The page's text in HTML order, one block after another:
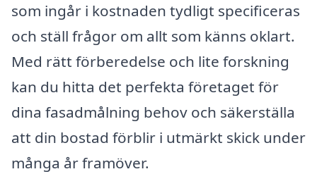
som ingår i kostnaden tydligt specificeras
och ställ frågor om allt som känns oklart.
Med rätt förberedelse och lite forskning
kan du hitta det perfekta företaget för
dina fasadmålning behov och säkerställa
att din bostad förblir i utmärkt skick under
många år framöver.